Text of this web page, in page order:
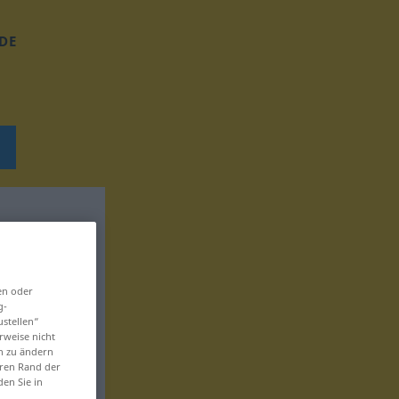
DE
oder
nicht
zu ändern
Rand der
Sie in